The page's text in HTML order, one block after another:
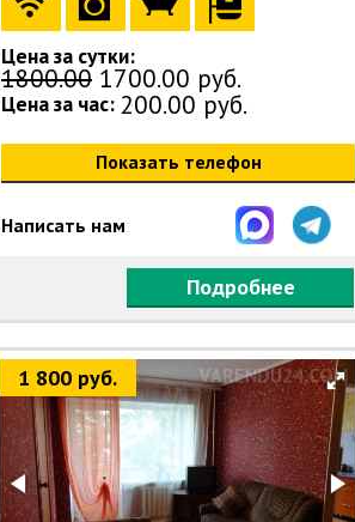
Цена за сутки:
1800.00 1700.00 руб.
Цена за час: 200.00 руб.
Показать телефон
Написать нам
Подробнее
1 800 руб.